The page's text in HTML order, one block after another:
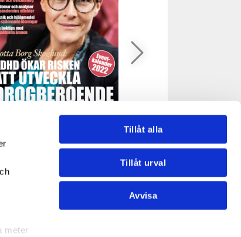
meter
Tillåt alla
Tillåt urval
Avvisa
Läs (PDF-fil 9 MB)
HVB&LSSGuiden, nr 3
Läs (PDF-fil 10 MB)